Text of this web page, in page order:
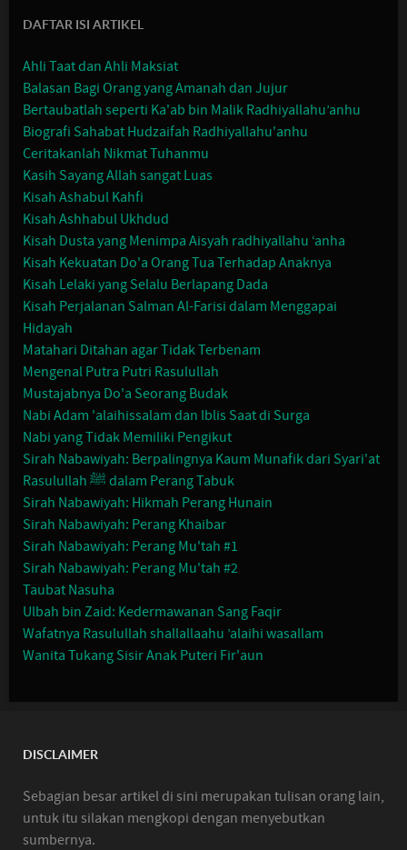
DAFTAR ISI ARTIKEL
Ahli Taat dan Ahli Maksiat
Balasan Bagi Orang yang Amanah dan Jujur
Bertaubatlah seperti Ka'ab bin Malik Radhiyallahu’anhu
Biografi Sahabat Hudzaifah Radhiyallahu'anhu
Ceritakanlah Nikmat Tuhanmu
Kasih Sayang Allah sangat Luas
Kisah Ashabul Kahfi
Kisah Ashhabul Ukhdud
Kisah Dusta yang Menimpa Aisyah radhiyallahu ‘anha
Kisah Kekuatan Do'a Orang Tua Terhadap Anaknya
Kisah Lelaki yang Selalu Berlapang Dada
Kisah Perjalanan Salman Al-Farisi dalam Menggapai
Hidayah
Matahari Ditahan agar Tidak Terbenam
Mengenal Putra Putri Rasulullah
Mustajabnya Do'a Seorang Budak
Nabi Adam 'alaihissalam dan Iblis Saat di Surga
Nabi yang Tidak Memiliki Pengikut
Sirah Nabawiyah: Berpalingnya Kaum Munafik dari Syari'at
Rasulullah ﷺ dalam Perang Tabuk
Sirah Nabawiyah: Hikmah Perang Hunain
Sirah Nabawiyah: Perang Khaibar
Sirah Nabawiyah: Perang Mu'tah #1
Sirah Nabawiyah: Perang Mu'tah #2
Taubat Nasuha
Ulbah bin Zaid: Kedermawanan Sang Faqir
Wafatnya Rasulullah shallallaahu ’alaihi wasallam
Wanita Tukang Sisir Anak Puteri Fir'aun
DISCLAIMER
Sebagian besar artikel di sini merupakan tulisan orang lain,
untuk itu silakan mengkopi dengan menyebutkan
sumbernya.